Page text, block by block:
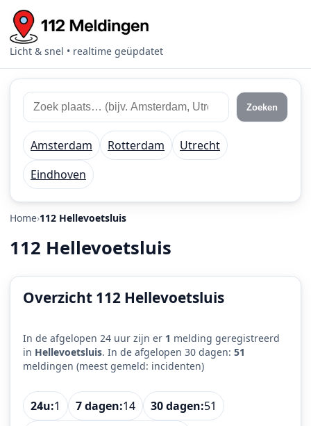
Licht & snel • realtime geüpdatet
Zoek
112
meldingen
Zoek
plaats
of
regio
Zoeken
Amsterdam Rotterdam
Utrecht
Eindhoven
Home 112 Hellevoetsluis
112 Hellevoetsluis
Overzicht 112 Hellevoetsluis
In de afgelopen 24 uur zijn er 1 melding geregistreerd
in Hellevoetsluis. In de afgelopen 30 dagen: 51
meldingen (meest gemeld: incidenten)
24u:1 7 dagen:14 30 dagen:51